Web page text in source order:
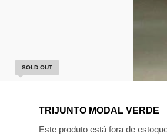
SOLD OUT
TRIJUNTO MODAL VERDE
Este produto está fora de